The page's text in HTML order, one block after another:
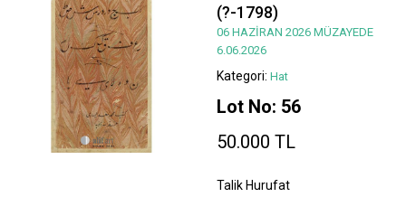
(?-1798)
06 HAZİRAN 2026 MÜZAYEDE
6.06.2026
Kategori: Hat
Lot No: 56
50.000 TL
Talik Hurufat